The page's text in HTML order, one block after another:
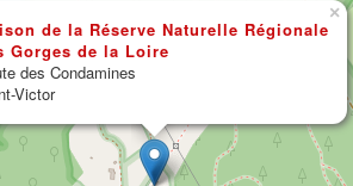
de la Réserve Naturelle Régionale
Gorges de la Loire
des Condamines
Victor
×